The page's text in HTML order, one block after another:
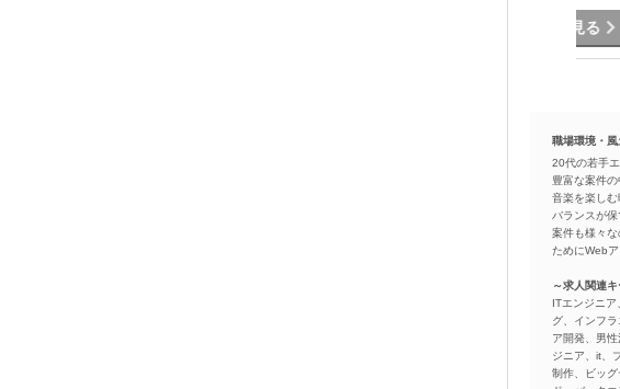
詳細を見る
職場環境・
20代の若手
豊富な案件
音楽を楽し
バランスが保
案件も様々
ためにWeb
～求人関連
ITエンジニ
グ、インフ
ア開発、男
ジニア、it、
制作、ビッ